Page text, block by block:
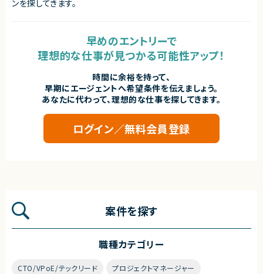
ンを探してきます。
早めのエントリーで
理想的な仕事が見つかる可能性アップ！
時間に余裕を持って、
早期にエージェントへ希望条件を伝えましょう。
あなたに代わって、理想的な仕事を探してきます。
ログイン／無料会員登録
案件を探す
職種カテゴリー
CTO/VPoE/テックリード プロジェクトマネージャー